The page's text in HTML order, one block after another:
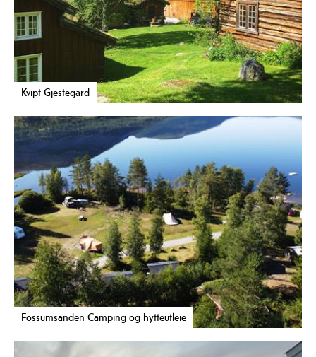
Kvipt Gjestegard
Fossumsanden Camping og hytteutleie